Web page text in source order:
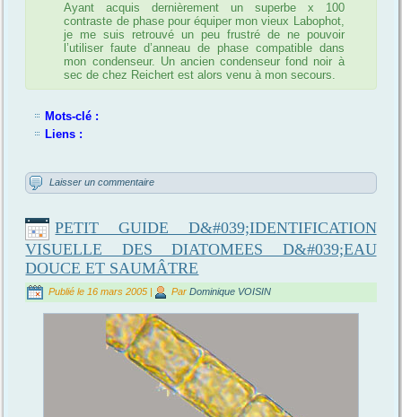
Ayant acquis dernièrement un superbe x 100
contraste de phase pour équiper mon vieux Labophot,
je me suis retrouvé un peu frustré de ne pouvoir
l’utiliser faute d’anneau de phase compatible dans
mon condenseur. Un ancien condenseur fond noir à
sec de chez Reichert est alors venu à mon secours.
Mots-clé :
Liens :
Laisser un commentaire
PETIT GUIDE D&#039;IDENTIFICATION
VISUELLE DES DIATOMEES D&#039;EAU
DOUCE ET SAUMÂTRE
Publié le 16 mars 2005 | Par Dominique VOISIN